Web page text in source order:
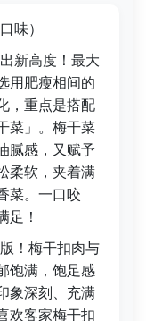
味）
新高度！最大
用肥瘦相间的
，重点是搭配
菜」。梅干菜
腻感，又赋予
柔软，夹着满
菜。一口咬
足！
！梅干扣肉与
饱满，饱足感
象深刻、充满
欢客家梅干扣